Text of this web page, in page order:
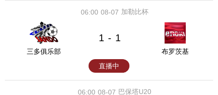
08-07
06:00 加勒比杯
三多俱乐部
1 - 1
布罗茨基
直播中
08-07
06:00 巴保塔U20